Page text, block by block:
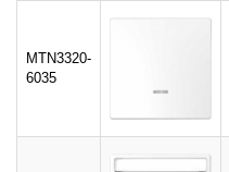
MTN3320-
6035